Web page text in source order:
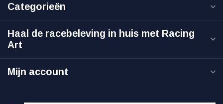
Categorieën
Haal de racebeleving in huis met Racing
Art
Mijn account